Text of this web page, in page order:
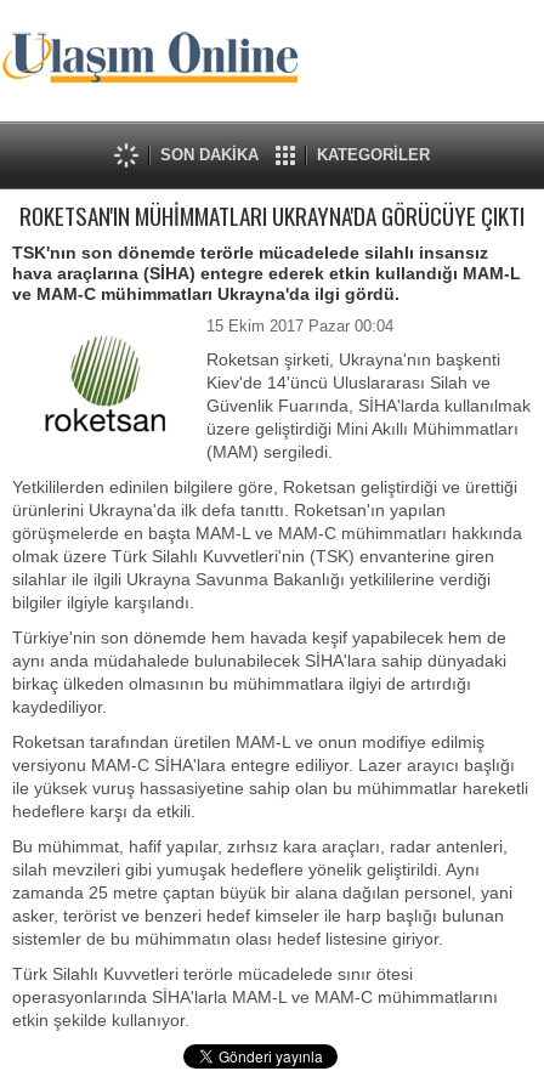
SON DAKİKA KATEGORİLER
ROKETSAN'IN MÜHİMMATLARI UKRAYNA'DA GÖRÜCÜYE ÇIKTI
TSK'nın son dönemde terörle mücadelede silahlı insansız
hava araçlarına (SİHA) entegre ederek etkin kullandığı MAM-L
ve MAM-C mühimmatları Ukrayna'da ilgi gördü.
15 Ekim 2017 Pazar 00:04
Roketsan şirketi, Ukrayna'nın başkenti
Kiev'de 14'üncü Uluslararası Silah ve
Güvenlik Fuarında, SİHA'larda kullanılmak
üzere geliştirdiği Mini Akıllı Mühimmatları
(MAM) sergiledi.
Yetkililerden edinilen bilgilere göre, Roketsan geliştirdiği ve ürettiği
ürünlerini Ukrayna'da ilk defa tanıttı. Roketsan'ın yapılan
görüşmelerde en başta MAM-L ve MAM-C mühimmatları hakkında
olmak üzere Türk Silahlı Kuvvetleri'nin (TSK) envanterine giren
silahlar ile ilgili Ukrayna Savunma Bakanlığı yetkililerine verdiği
bilgiler ilgiyle karşılandı.
Türkiye'nin son dönemde hem havada keşif yapabilecek hem de
aynı anda müdahalede bulunabilecek SİHA'lara sahip dünyadaki
birkaç ülkeden olmasının bu mühimmatlara ilgiyi de artırdığı
kaydediliyor.
Roketsan tarafından üretilen MAM-L ve onun modifiye edilmiş
versiyonu MAM-C SİHA'lara entegre ediliyor. Lazer arayıcı başlığı
ile yüksek vuruş hassasiyetine sahip olan bu mühimmatlar hareketli
hedeflere karşı da etkili.
Bu mühimmat, hafif yapılar, zırhsız kara araçları, radar antenleri,
silah mevzileri gibi yumuşak hedeflere yönelik geliştirildi. Aynı
zamanda 25 metre çaptan büyük bir alana dağılan personel, yani
asker, terörist ve benzeri hedef kimseler ile harp başlığı bulunan
sistemler de bu mühimmatın olası hedef listesine giriyor.
Türk Silahlı Kuvvetleri terörle mücadelede sınır ötesi
operasyonlarında SİHA'larla MAM-L ve MAM-C mühimmatlarını
etkin şekilde kullanıyor.